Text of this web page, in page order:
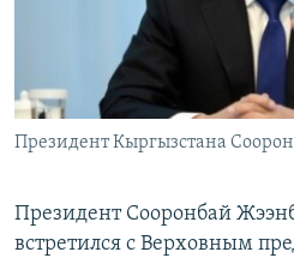
Президент Кыргызстана
Президент Сооронбай
встретился с Верховным